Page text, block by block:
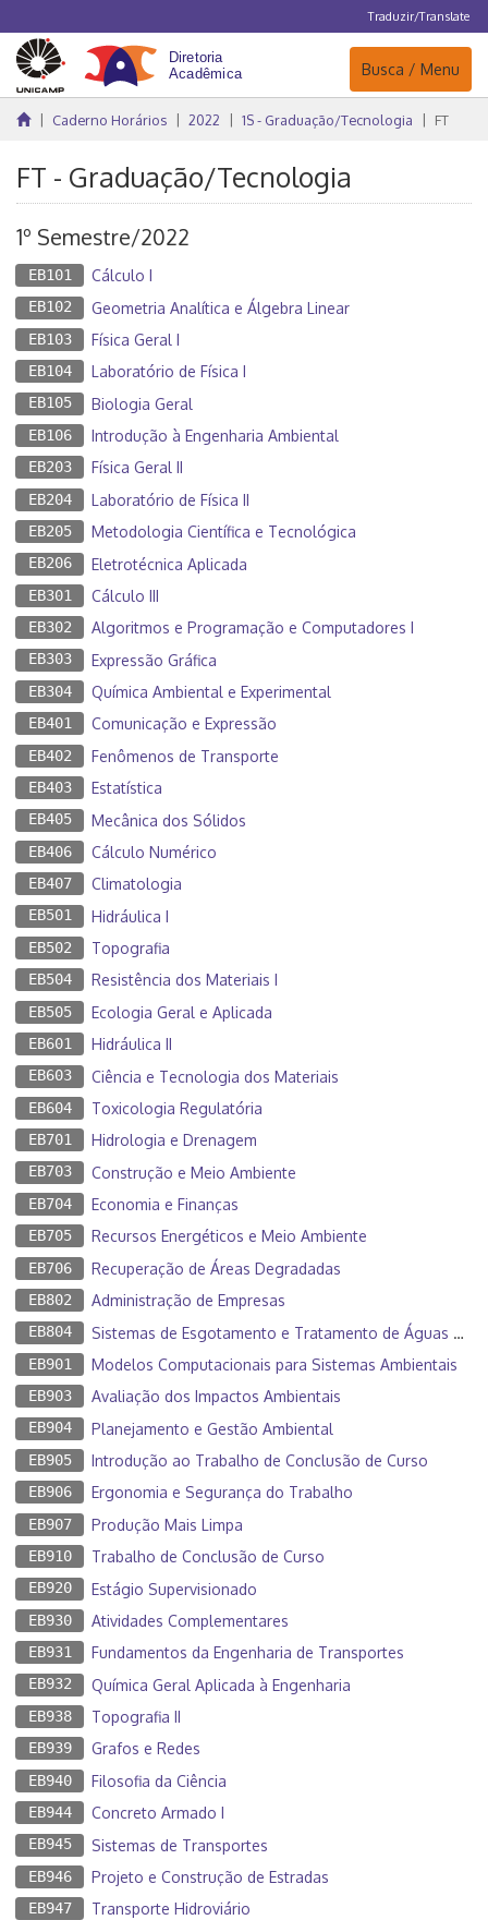
Traduzir/Translate
Navegação
Busca / Menu
Caderno Horários 2022 1S - Graduação/Tecnologia FT
FT - Graduação/Tecnologia
1º Semestre/2022
EB101 Cálculo I
EB102 Geometria Analítica e Álgebra Linear
EB103 Física Geral I
EB104 Laboratório de Física I
EB105 Biologia Geral
EB106 Introdução à Engenharia Ambiental
EB203 Física Geral II
EB204 Laboratório de Física II
EB205 Metodologia Científica e Tecnológica
EB206 Eletrotécnica Aplicada
EB301 Cálculo III
EB302 Algoritmos e Programação e Computadores I
EB303 Expressão Gráfica
EB304 Química Ambiental e Experimental
EB401 Comunicação e Expressão
EB402 Fenômenos de Transporte
EB403 Estatística
EB405 Mecânica dos Sólidos
EB406 Cálculo Numérico
EB407 Climatologia
EB501 Hidráulica I
EB502 Topografia
EB504 Resistência dos Materiais I
EB505 Ecologia Geral e Aplicada
EB601 Hidráulica II
EB603 Ciência e Tecnologia dos Materiais
EB604 Toxicologia Regulatória
EB701 Hidrologia e Drenagem
EB703 Construção e Meio Ambiente
EB704 Economia e Finanças
EB705 Recursos Energéticos e Meio Ambiente
EB706 Recuperação de Áreas Degradadas
EB802 Administração de Empresas
EB804 Sistemas de Esgotamento e Tratamento de Águas Residuárias
EB901 Modelos Computacionais para Sistemas Ambientais
EB903 Avaliação dos Impactos Ambientais
EB904 Planejamento e Gestão Ambiental
EB905 Introdução ao Trabalho de Conclusão de Curso
EB906 Ergonomia e Segurança do Trabalho
EB907 Produção Mais Limpa
EB910 Trabalho de Conclusão de Curso
EB920 Estágio Supervisionado
EB930 Atividades Complementares
EB931 Fundamentos da Engenharia de Transportes
EB932 Química Geral Aplicada à Engenharia
EB938 Topografia II
EB939 Grafos e Redes
EB940 Filosofia da Ciência
EB944 Concreto Armado I
EB945 Sistemas de Transportes
EB946 Projeto e Construção de Estradas
EB947 Transporte Hidroviário